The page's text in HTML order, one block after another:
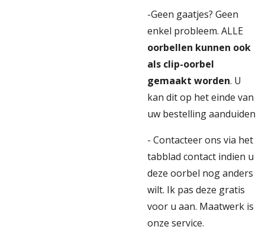
-Geen gaatjes? Geen
enkel probleem. ALLE
oorbellen kunnen ook
als clip-oorbel
gemaakt worden. U
kan dit op het einde van
uw bestelling aanduiden
- Contacteer ons via het
tabblad contact indien u
deze oorbel nog anders
wilt. Ik pas deze gratis
voor u aan. Maatwerk is
onze service.